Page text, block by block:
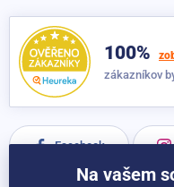
100%
zákazníkov
Facebook
Na vašem